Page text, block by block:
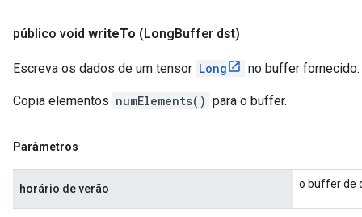
público void writeTo (LongBuffer dst)
Escreva os dados de um tensor Long no buffer fornecido.
Copia elementos numElements() para o buffer.
Parâmetros
horário de verão o buffer de